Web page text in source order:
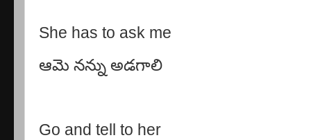
She has to ask me
ఆమె నన్ను అడగాలి
Go and tell to her